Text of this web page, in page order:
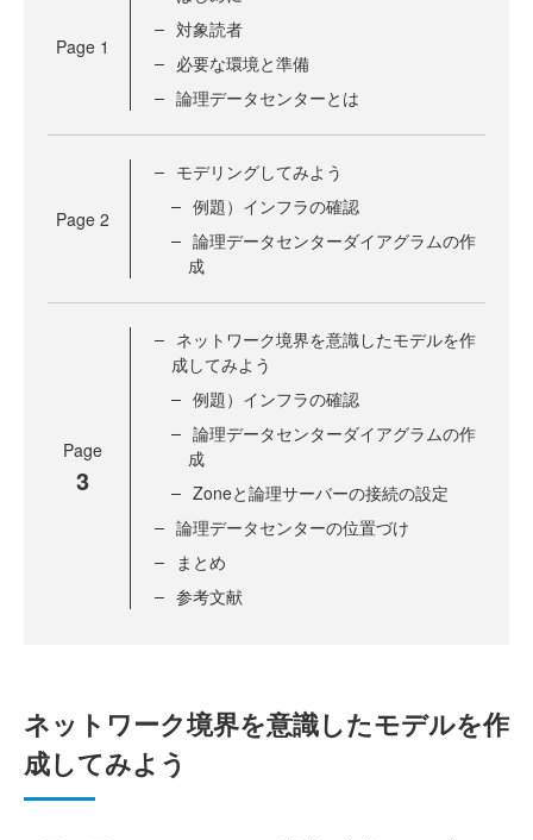
Page 1
対象読者
必要な環境と準備
論理データセンターとは
Page 2
モデリングしてみよう
例題）インフラの確認
論理データセンターダイアグラムの作
成
Page
3
ネットワーク境界を意識したモデルを作
成してみよう
例題）インフラの確認
論理データセンターダイアグラムの作
成
Zoneと論理サーバーの接続の設定
論理データセンターの位置づけ
まとめ
参考文献
ネットワーク境界を意識したモデルを作
成してみよう